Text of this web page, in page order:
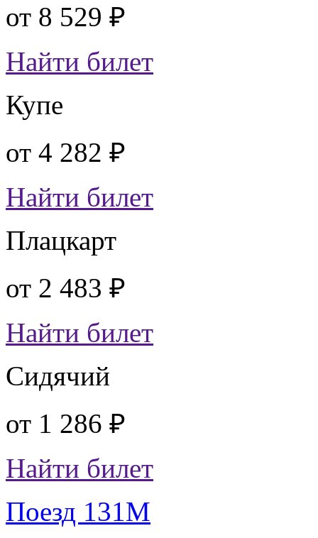
от 8 529 ₽
Найти билет
Купе
от 4 282 ₽
Найти билет
Плацкарт
от 2 483 ₽
Найти билет
Сидячий
от 1 286 ₽
Найти билет
Поезд 131М